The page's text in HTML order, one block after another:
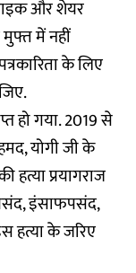
और शेयर
में नहीं
के लिए
हो गया. 2019 से
योगी जी के
हत्या प्रयागराज
इंसाफपसंद,
हत्या के जरिए